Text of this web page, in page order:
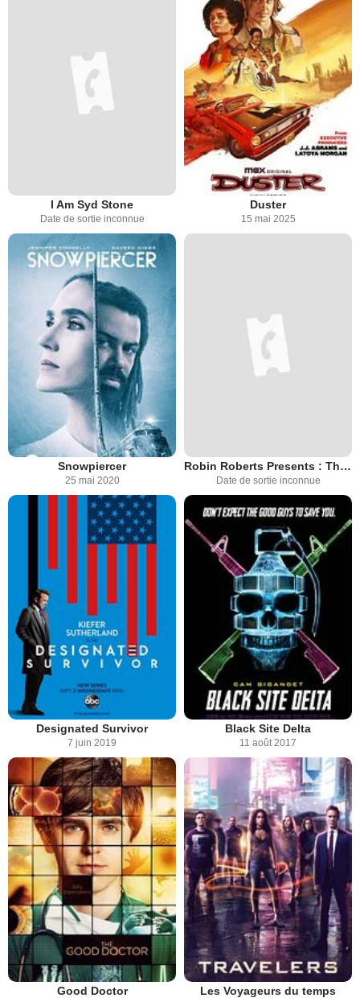
I Am Syd Stone
Date de sortie inconnue
Duster
15 mai 2025
Snowpiercer
25 mai 2020
Robin Roberts Presents : The Mahalia Jackson Story
Date de sortie inconnue
Designated Survivor
7 juin 2019
Black Site Delta
11 août 2017
Good Doctor Les Voyageurs du temps